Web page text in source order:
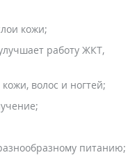
кожи;
работу ЖКТ,
волос и ногтей;
питанию;